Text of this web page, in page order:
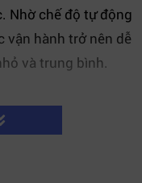
Nhờ chế độ tự động
vận hành trở nên dễ
và trung bình.